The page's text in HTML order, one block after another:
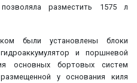
разместить 1575 л
были установлены блоки
и поршневой
основных бортовых систем
у основания киля